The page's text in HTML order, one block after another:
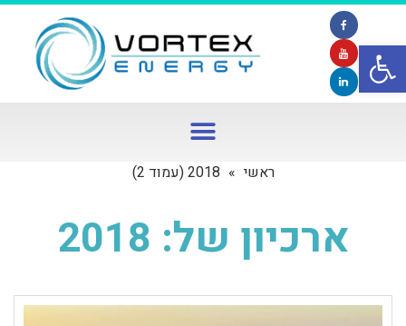
פתח סרגל נגישות
ראשי » 2018 (עמוד 2)
ארכיון של: 2018